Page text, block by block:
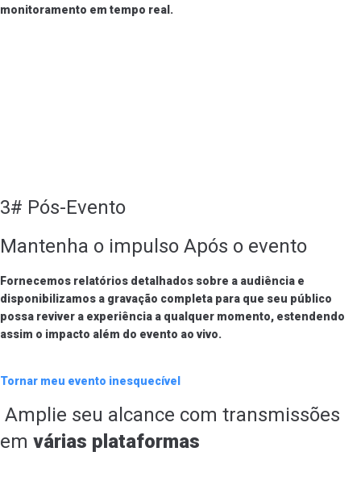
monitoramento em tempo real.
3# Pós-Evento
Mantenha o impulso Após o evento
Fornecemos relatórios detalhados sobre a audiência e
disponibilizamos a gravação completa para que seu público
possa reviver a experiência a qualquer momento, estendendo
assim o impacto além do evento ao vivo.
Tornar meu evento inesquecível
Amplie seu alcance com transmissões
em várias plataformas